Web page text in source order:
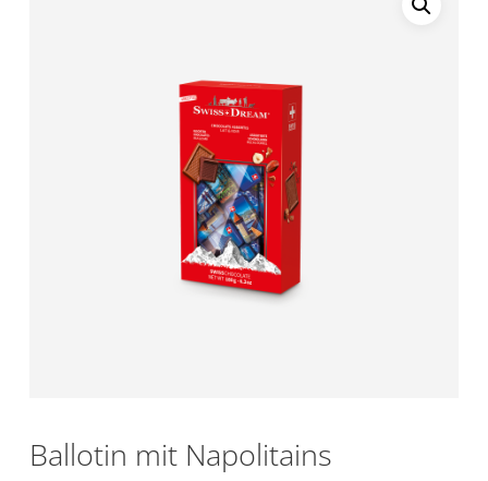
Ballotin mit Napolitains